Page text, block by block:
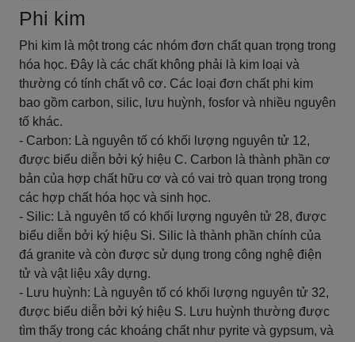
Phi kim
Phi kim là một trong các nhóm đơn chất quan trọng trong
hóa học. Đây là các chất không phải là kim loại và
thường có tính chất vô cơ. Các loại đơn chất phi kim
bao gồm carbon, silic, lưu huỳnh, fosfor và nhiều nguyên
tố khác.
- Carbon: Là nguyên tố có khối lượng nguyên tử 12,
được biểu diễn bởi ký hiệu C. Carbon là thành phần cơ
bản của hợp chất hữu cơ và có vai trò quan trọng trong
các hợp chất hóa học và sinh học.
- Silic: Là nguyên tố có khối lượng nguyên tử 28, được
biểu diễn bởi ký hiệu Si. Silic là thành phần chính của
đá granite và còn được sử dụng trong công nghệ điện
tử và vật liệu xây dựng.
- Lưu huỳnh: Là nguyên tố có khối lượng nguyên tử 32,
được biểu diễn bởi ký hiệu S. Lưu huỳnh thường được
tìm thấy trong các khoáng chất như pyrite và gypsum, và